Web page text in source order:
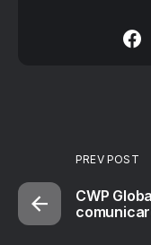
PREV POST
CWP